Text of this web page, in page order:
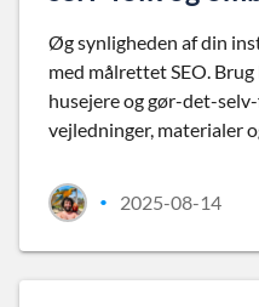
Øg synligheden af din
med målrettet SEO.
husejere og gør-det-
vejledninger, materialer
• 2025-08-14